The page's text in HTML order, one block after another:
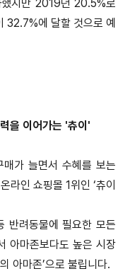
지만 2019년 20.5%로
32.7%에 달할 것으로 예
을 이어가는 '츄이'
가 늘면서 수혜를 보는
라인 쇼핑몰 1위인 ‘츄이
반려동물에 필요한 모든
아마존보다도 높은 시장
아마존’으로 불립니다.